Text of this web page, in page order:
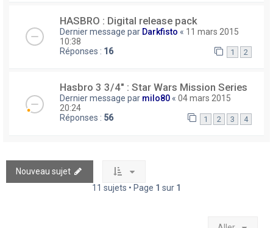
HASBRO : Digital release pack
Dernier message par Darkfisto « 11 mars 2015
10:38
Réponses : 16 1 2
Hasbro 3 3/4" : Star Wars Mission Series
Dernier message par milo80 « 04 mars 2015
20:24
Réponses : 56 1 2 3 4
Nouveau sujet
11 sujets • Page 1 sur 1